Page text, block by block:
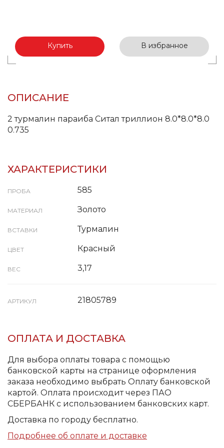
Купить В избранное
ОПИСАНИЕ
2 турмалин параиба Ситал триллион 8.0*8.0*8.0
0.735
ХАРАКТЕРИСТИКИ
ПРОБА 585
МАТЕРИАЛ Золото
ВСТАВКИ Турмалин
ЦВЕТ Красный
ВЕС 3,17
АРТИКУЛ 21805789
ОПЛАТА И ДОСТАВКА
Для выбора оплаты товара с помощью
банковской карты на странице оформления
заказа необходимо выбрать Оплату банковской
картой. Оплата происходит через ПАО
СБЕРБАНК с использованием банковских карт.
Доставка по городу бесплатно.
Подробнее об оплате и доставке